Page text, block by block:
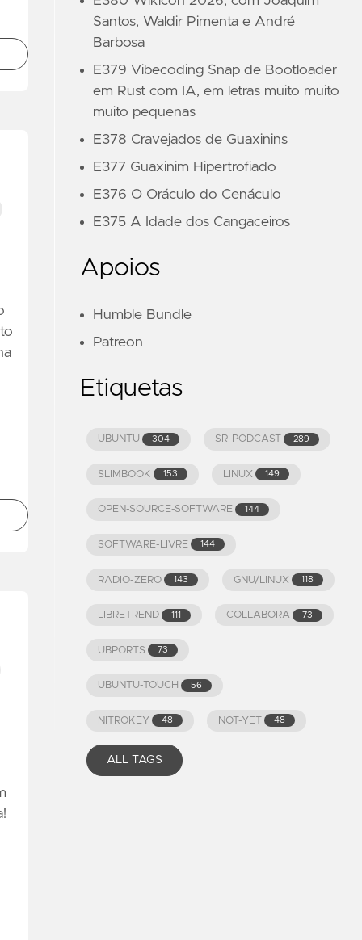
Santos, Waldir Pimenta e André
Barbosa
E379 Vibecoding Snap de Bootloader
em Rust com IA, em letras muito muito
muito pequenas
E378 Cravejados de Guaxinins
E377 Guaxinim Hipertrofiado
E376 O Oráculo do Cenáculo
E375 A Idade dos Cangaceiros
Apoios
Humble Bundle
Patreon
Etiquetas
UBUNTU 304 SR-PODCAST 289
SLIMBOOK 153 LINUX 149
OPEN-SOURCE-SOFTWARE 144
SOFTWARE-LIVRE 144
RADIO-ZERO 143 GNU/LINUX 118
LIBRETREND 111 COLLABORA 73
UBPORTS 73
UBUNTU-TOUCH 56
NITROKEY 48 NOT-YET 48
ALL TAGS